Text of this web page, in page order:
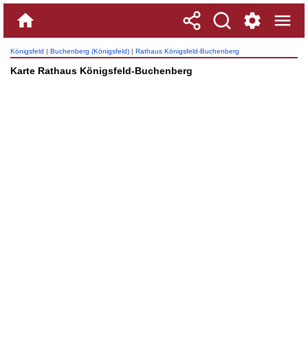
Königsfeld | Buchenberg (Königsfeld) | Rathaus Königsfeld-Buchenberg
Karte Rathaus Königsfeld-Buchenberg